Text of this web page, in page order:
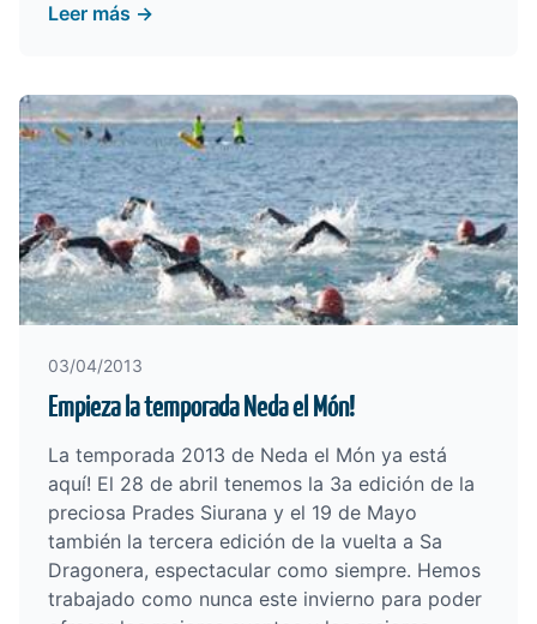
Leer más →
03/04/2013
Empieza la temporada Neda el Món!
La temporada 2013 de Neda el Món ya está
aquí! El 28 de abril tenemos la 3a edición de la
preciosa Prades Siurana y el 19 de Mayo
también la tercera edición de la vuelta a Sa
Dragonera, espectacular como siempre. Hemos
trabajado como nunca este invierno para poder